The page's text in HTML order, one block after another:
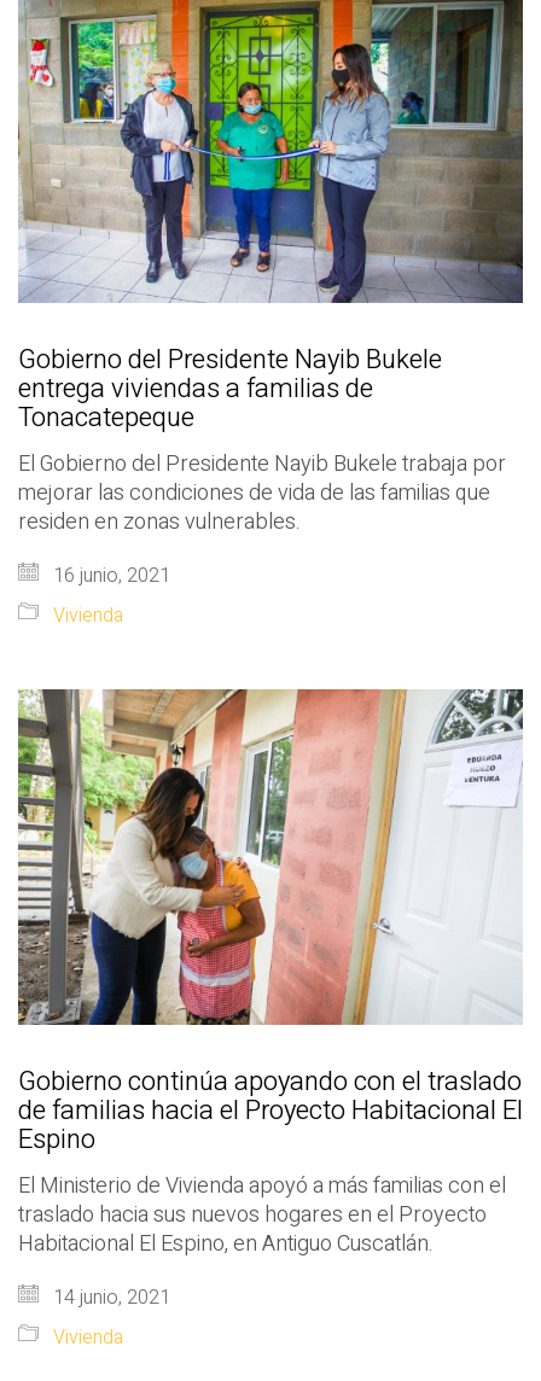
Gobierno del Presidente Nayib Bukele
entrega viviendas a familias de
Tonacatepeque
El Gobierno del Presidente Nayib Bukele trabaja por
mejorar las condiciones de vida de las familias que
residen en zonas vulnerables.
16 junio, 2021
Vivienda
Gobierno continúa apoyando con el traslado
de familias hacia el Proyecto Habitacional El
Espino
El Ministerio de Vivienda apoyó a más familias con el
traslado hacia sus nuevos hogares en el Proyecto
Habitacional El Espino, en Antiguo Cuscatlán.
14 junio, 2021
Vivienda